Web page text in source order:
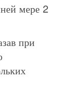
мере 2
при